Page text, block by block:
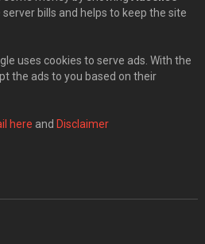
bills and helps to keep the site
uses cookies to serve ads. With the
the ads to you based on their
here and Disclaimer